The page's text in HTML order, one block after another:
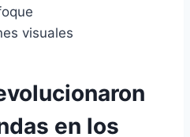
visuales
en los